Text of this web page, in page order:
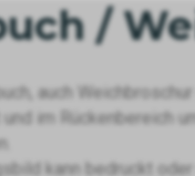
/
auch
und im Rückenbereich
kann bedruckt